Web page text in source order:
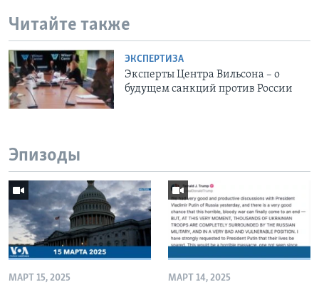
Читайте также
ЭКСПЕРТИЗА
Эксперты Центра Вильсона – о
будущем санкций против России
Эпизоды
МАРТ 15, 2025 МАРТ 14, 2025